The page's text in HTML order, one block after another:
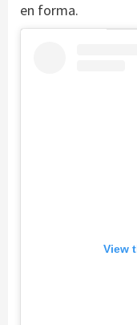
en forma.
View